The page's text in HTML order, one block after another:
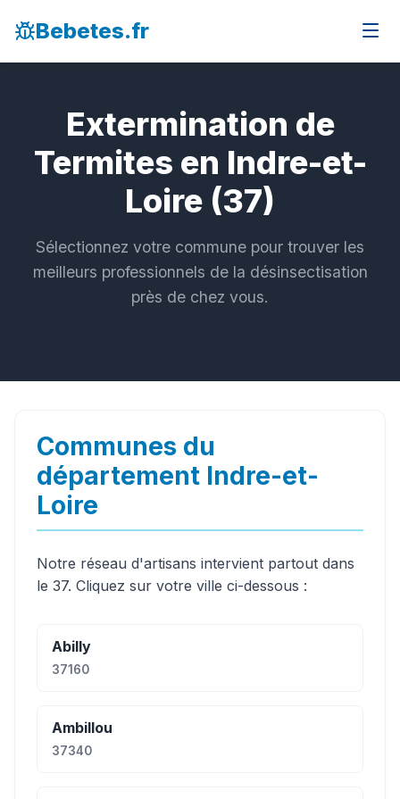
Bebetes.fr
Extermination de
Termites en Indre-et-
Loire (37)
Sélectionnez votre commune pour trouver les
meilleurs professionnels de la désinsectisation
près de chez vous.
Communes du
département Indre-et-
Loire
Notre réseau d'artisans intervient partout dans
le 37. Cliquez sur votre ville ci-dessous :
Abilly
37160
Ambillou
37340